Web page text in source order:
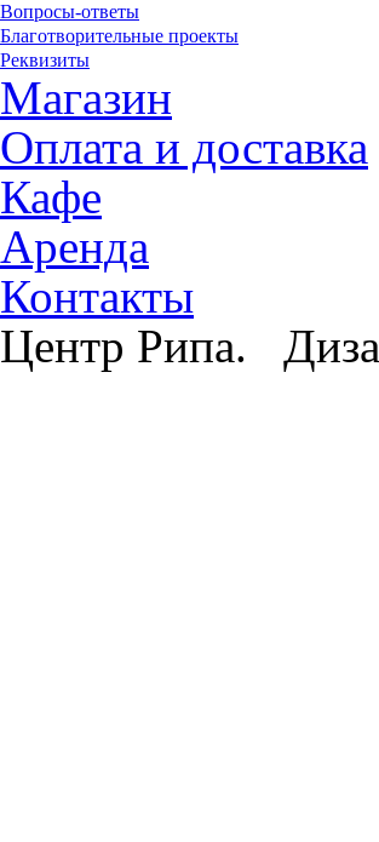
Вопросы-ответы
Благотворительные проекты
Реквизиты
Магазин
Оплата и доставка
Кафе
Аренда
Контакты
Центр Рипа.